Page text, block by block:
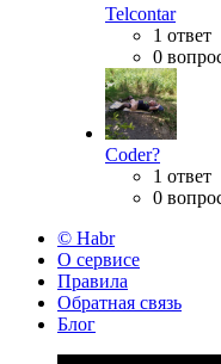
Telcontar
1 ответ
0
Coder?
1 ответ
0
© Habr
О сервисе
Правила
Обратная связь
Блог